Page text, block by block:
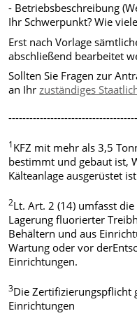
- Betriebsbeschreibung
Ihr Schwerpunkt? Wie
Erst nach Vorlage
abschließend bearbeitet
Sollten Sie Fragen zur
an Ihrzuständiges
1KFZ mit mehr als 3,5
bestimmt und gebaut ist,
Kälteanlage ausgerüstet
2Lt. Art. 2 (14) umfasst
Lagerung fluorierter
Behältern und aus
Wartung oder vor
Einrichtungen.
3Die Zertifizierungspflicht
Einrichtungen